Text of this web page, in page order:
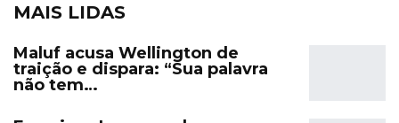
MAIS LIDAS
Maluf acusa Wellington de
traição e dispara: “Sua palavra
não tem…